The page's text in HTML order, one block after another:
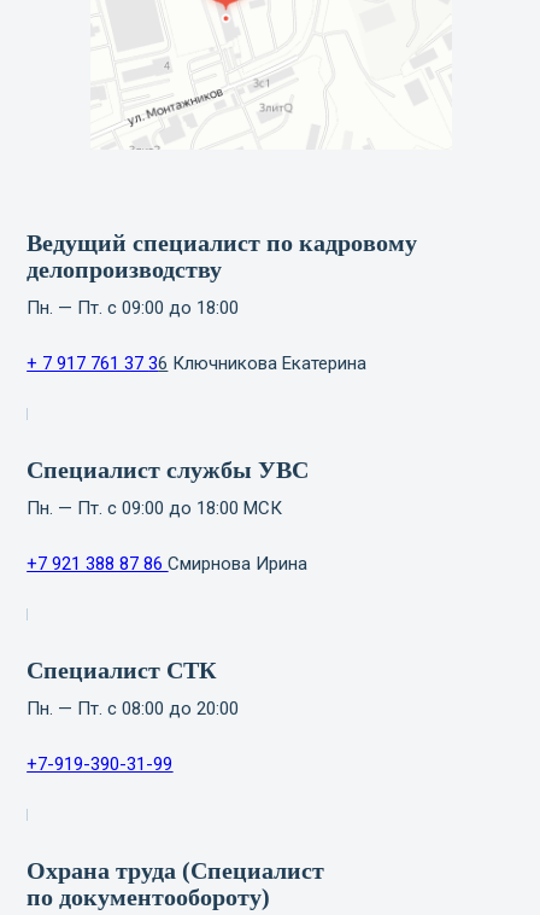
Ведущий специалист по кадровому
делопроизводству
Пн. — Пт. с 09:00 до 18:00
+ 7 917 761 3736 Ключникова Екатерина
Специалист службы УВС
Пн. — Пт. с 09:00 до 18:00 МСК
+7 921 388 87 86Смирнова Ирина
Специалист СТК
Пн. — Пт. с 08:00 до 20:00
+7-919-390-31-99
Охрана труда (Специалист
по документообороту)